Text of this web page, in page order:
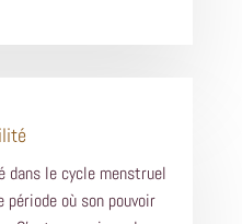
le cycle menstruel
où son pouvoir